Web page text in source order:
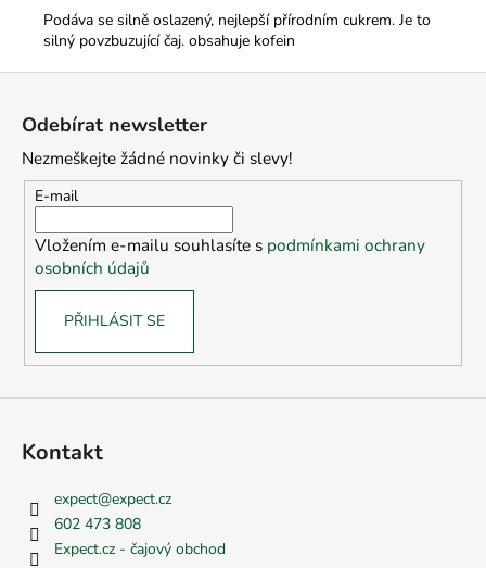
Podáva se silně oslazený, nejlepší přírodním cukrem. Je to
silný povzbuzující čaj. obsahuje kofein
Odebírat newsletter
Nezmeškejte žádné novinky či slevy!
E-mail
Vložením e-mailu souhlasíte s podmínkami ochrany
osobních údajů
PŘIHLÁSIT SE
Kontakt
expect@expect.cz
602 473 808
Expect.cz - čajový obchod